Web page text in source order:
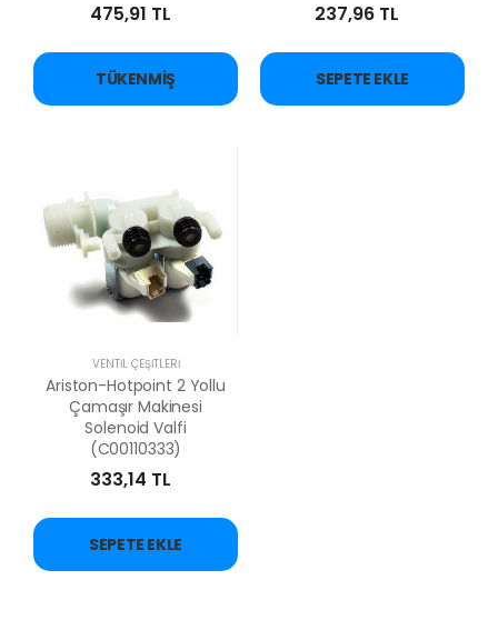
475,91 TL
TÜKENMIŞ
237,96 TL
SEPETE EKLE
VENTİL ÇEŞİTLERİ
Ariston-Hotpoint 2 Yollu
Çamaşır Makinesi
Solenoid Valfi
(C00110333)
333,14 TL
SEPETE EKLE